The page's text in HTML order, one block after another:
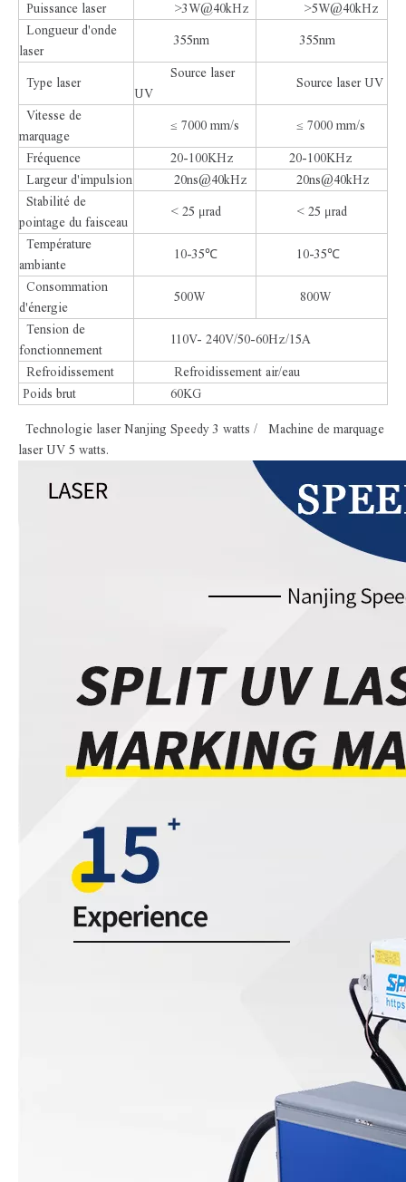
Puissance laser >3W@40kHz
>5W@40kHz
Longueur d'onde
laser
355nm 355nm
Type laser
Source laser
UV
Source laser UV
Vitesse de
marquage
≤ 7000 mm/s ≤ 7000 mm/s
Fréquence 20-100KHz
20-100KHz
Largeur d'impulsion
20ns@40kHz
20ns@40kHz
Stabilité de
pointage du faisceau
< 25 μrad < 25 μrad
Température
ambiante
10-35℃ 10-35℃
Consommation
d'énergie
500W 800W
Tension de
fonctionnement
110V- 240V/50-60Hz/15A
Refroidissement
Refroidissement air/eau
Poids brut
60KG
Technologie laser Nanjing Speedy 3 watts / Machine de marquage
laser UV 5 watts.